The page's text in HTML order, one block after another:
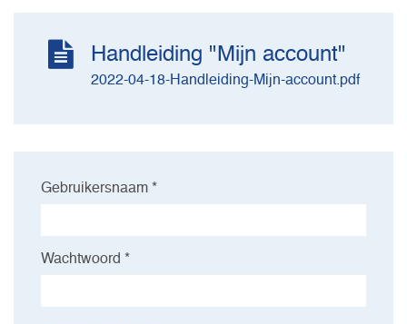
Handleiding "Mijn account"
2022-04-18-Handleiding-Mijn-account.pdf
Gebruikersnaam *
Wachtwoord *